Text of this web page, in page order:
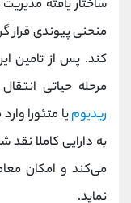
ساختار یافته
منحنی پیوندی قرار
کند. پس از تامین
مرحله حیاتی
ریدیومیا متئورا
به دارایی کاملا
می‌کند و امکان
‌نماید.